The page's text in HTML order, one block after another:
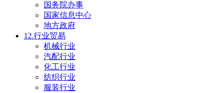
国务院办事
国家信息中心
地方政府
12.行业贸易
机械行业
汽配行业
化工行业
纺织行业
服装行业